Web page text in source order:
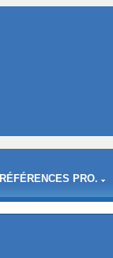
RÉFÉRENCES PRO.